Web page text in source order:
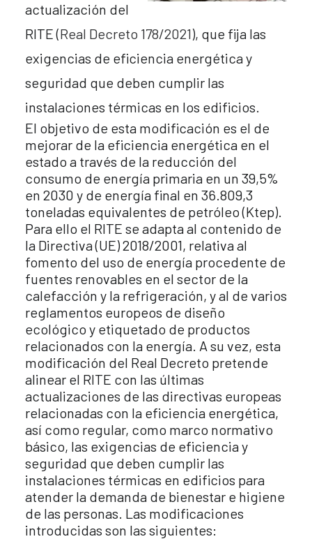
actualización del
RITE (Real Decreto 178/2021), que fija las
exigencias de eficiencia energética y
seguridad que deben cumplir las
instalaciones térmicas en los edificios.
El objetivo de esta modificación es el de
mejorar de la eficiencia energética en el
estado a través de la reducción del
consumo de energía primaria en un 39,5%
en 2030 y de energía final en 36.809,3
toneladas equivalentes de petróleo (Ktep).
Para ello el RITE se adapta al contenido de
la Directiva (UE) 2018/2001, relativa al
fomento del uso de energía procedente de
fuentes renovables en el sector de la
calefacción y la refrigeración, y al de varios
reglamentos europeos de diseño
ecológico y etiquetado de productos
relacionados con la energía. A su vez, esta
modificación del Real Decreto pretende
alinear el RITE con las últimas
actualizaciones de las directivas europeas
relacionadas con la eficiencia energética,
así como regular, como marco normativo
básico, las exigencias de eficiencia y
seguridad que deben cumplir las
instalaciones térmicas en edificios para
atender la demanda de bienestar e higiene
de las personas. Las modificaciones
introducidas son las siguientes: